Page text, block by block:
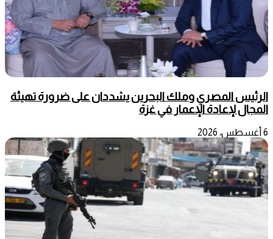
الرئيس المصري وملك البحرين يشددان على ضرورة تهيئة
المجال لإعادة الإعمار في غزة
6 أغسطس، 2026